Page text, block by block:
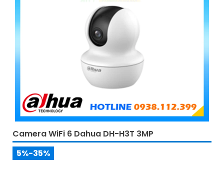
Camera WiFi 6 Dahua DH-H3T 3MP
5%-35%